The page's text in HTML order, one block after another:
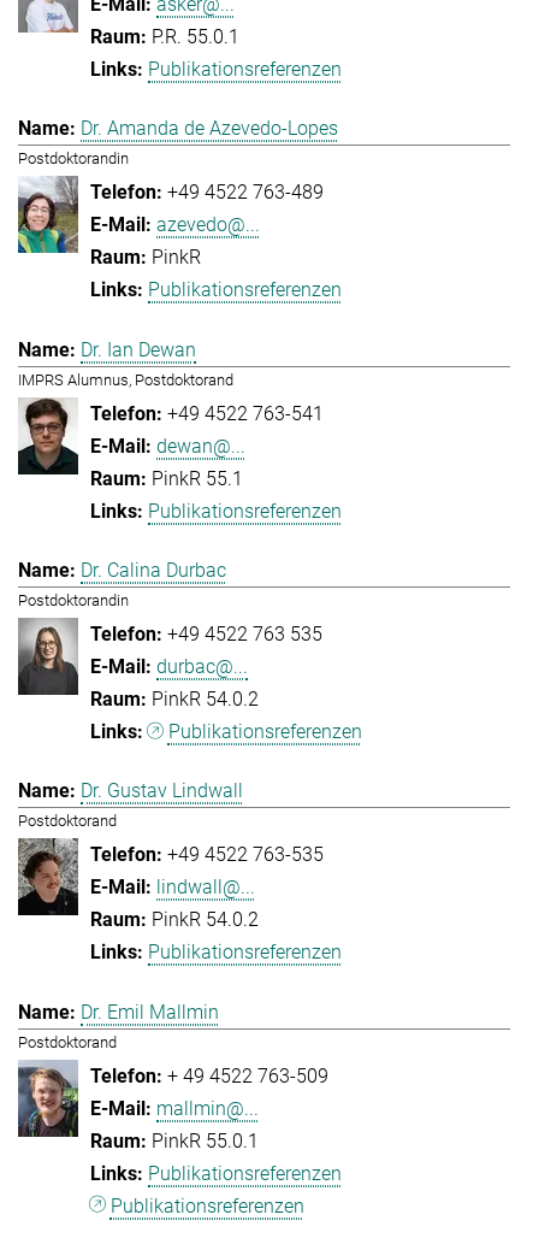
P.R. 55.0.1
Publikationsreferenzen
Dr. Amanda de Azevedo-Lopes
Postdoktorandin
+49 4522 763-489
azevedo@...
PinkR
Publikationsreferenzen
Dr. Ian Dewan
IMPRS Alumnus, Postdoktorand
+49 4522 763-541
dewan@...
PinkR 55.1
Publikationsreferenzen
Dr. Calina Durbac
Postdoktorandin
+49 4522 763 535
durbac@...
PinkR 54.0.2
Publikationsreferenzen
Dr. Gustav Lindwall
Postdoktorand
+49 4522 763-535
lindwall@...
PinkR 54.0.2
Publikationsreferenzen
Dr. Emil Mallmin
Postdoktorand
+ 49 4522 763-509
mallmin@...
PinkR 55.0.1
Publikationsreferenzen
Publikationsreferenzen